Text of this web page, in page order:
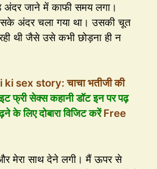
अंदर जाने में काफी समय लगा।
अंदर चला गया था। उसकी चूत
थी जैसे उसे कभी छोड़ना ही न
sex story: चाचा भतीजी की
फ्री सेक्स कहानी डॉट इन पर पढ़
के लिए दोबारा विजिट करेंFree
और मेरा साथ देने लगी। मैं ऊपर से